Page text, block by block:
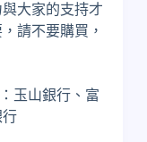
大家的支持才
請不要購買，
玉山銀行、富
行